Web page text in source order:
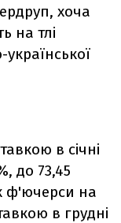
хоча
на тлі
в січні
до 73,45
ф'ючерси на
в грудні